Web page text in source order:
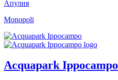
Апулия
Monopoli
Acquapark Ippocampo